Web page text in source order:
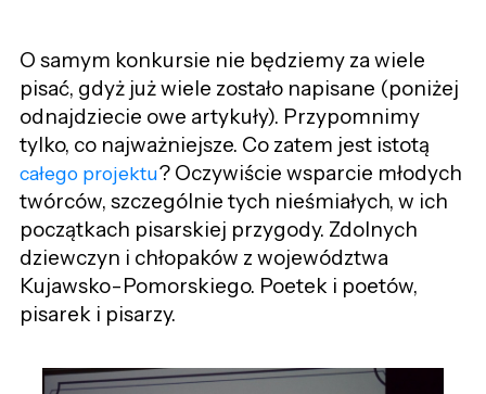
O samym konkursie nie będziemy za wiele
pisać, gdyż już wiele zostało napisane (poniżej
odnajdziecie owe artykuły). Przypomnimy
tylko, co najważniejsze. Co zatem jest istotą
całego projektu? Oczywiście wsparcie młodych
twórców, szczególnie tych nieśmiałych, w ich
początkach pisarskiej przygody. Zdolnych
dziewczyn i chłopaków z województwa
Kujawsko-Pomorskiego. Poetek i poetów,
pisarek i pisarzy.